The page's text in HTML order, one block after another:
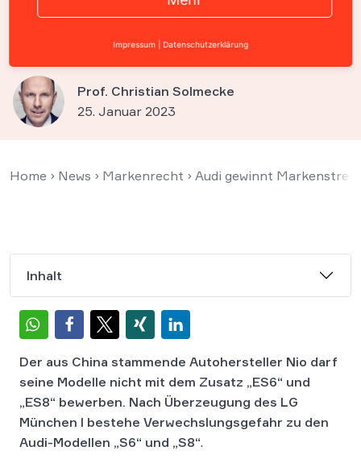
Werbung für Automodelle
„ES6“ und „ES8“
Prof. Christian Solmecke
25. Januar 2023
Home › News › Markenrecht › Audi gewinnt Markenstreit
Inhalt
Der aus China stammende Autohersteller Nio darf
seine Modelle nicht mit dem Zusatz „ES6“ und
„ES8“ bewerben. Nach Überzeugung des LG
München I bestehe Verwechslungsgefahr zu den
Audi-Modellen „S6“ und „S8“.
Impressum Datenschutzerklärung